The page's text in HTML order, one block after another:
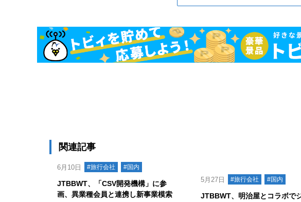
関連記事
6月10日 #旅行会社 #国内
JTBBWT、「CSV開発機構」に参
画、異業種会員と連携し新事業模索
5月27日 #旅行会社 #国内
JTBBWT、明治屋とコラボで